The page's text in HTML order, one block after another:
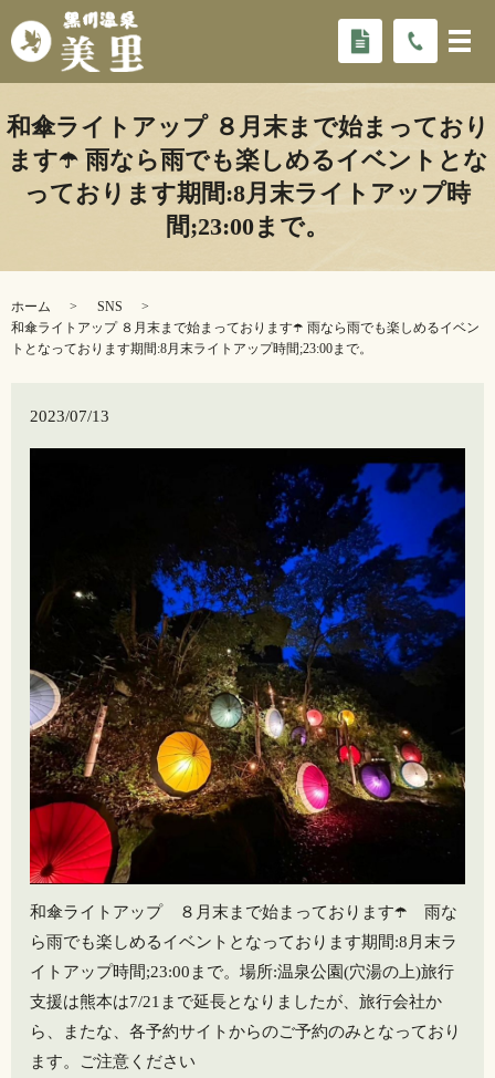
和傘ライトアップ ８月末まで始まっており
ます☂️ 雨なら雨でも楽しめるイベントとな
っております期間:8月末ライトアップ時
間;23:00まで。
ホーム
SNS
和傘ライトアップ ８月末まで始まっております☂️ 雨なら雨でも楽しめるイベン
トとなっております期間:8月末ライトアップ時間;23:00まで。
2023/07/13
和傘ライトアップ ８月末まで始まっております☂️ 雨な
ら雨でも楽しめるイベントとなっております期間:8月末ラ
イトアップ時間;23:00まで。場所:温泉公園(穴湯の上)旅行
支援は熊本は7/21まで延長となりましたが、旅行会社か
ら、またな、各予約サイトからのご予約のみとなっており
ます。ご注意ください